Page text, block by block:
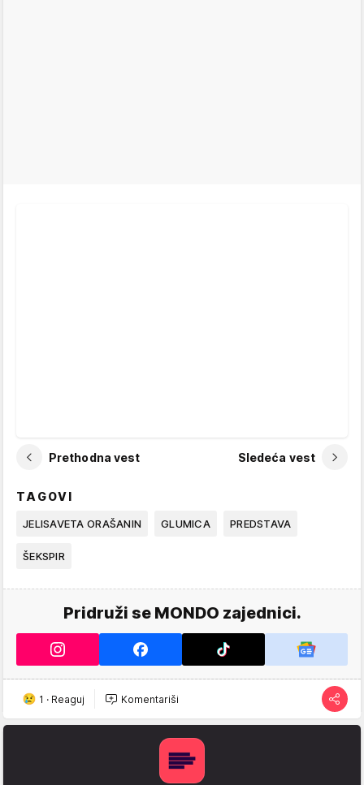
Prethodna vest Sledeća vest
TAGOVI
JELISAVETA ORAŠANIN GLUMICA PREDSTAVA
ŠEKSPIR
Pridruži se MONDO zajednici.
1 · Reaguj Komentariši